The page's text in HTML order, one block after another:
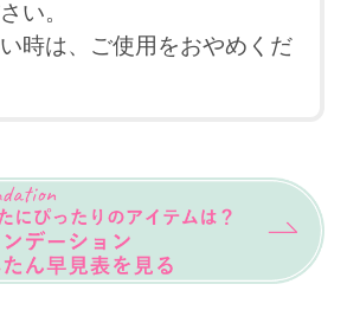
い。
時は、ご使用をおやめくだ